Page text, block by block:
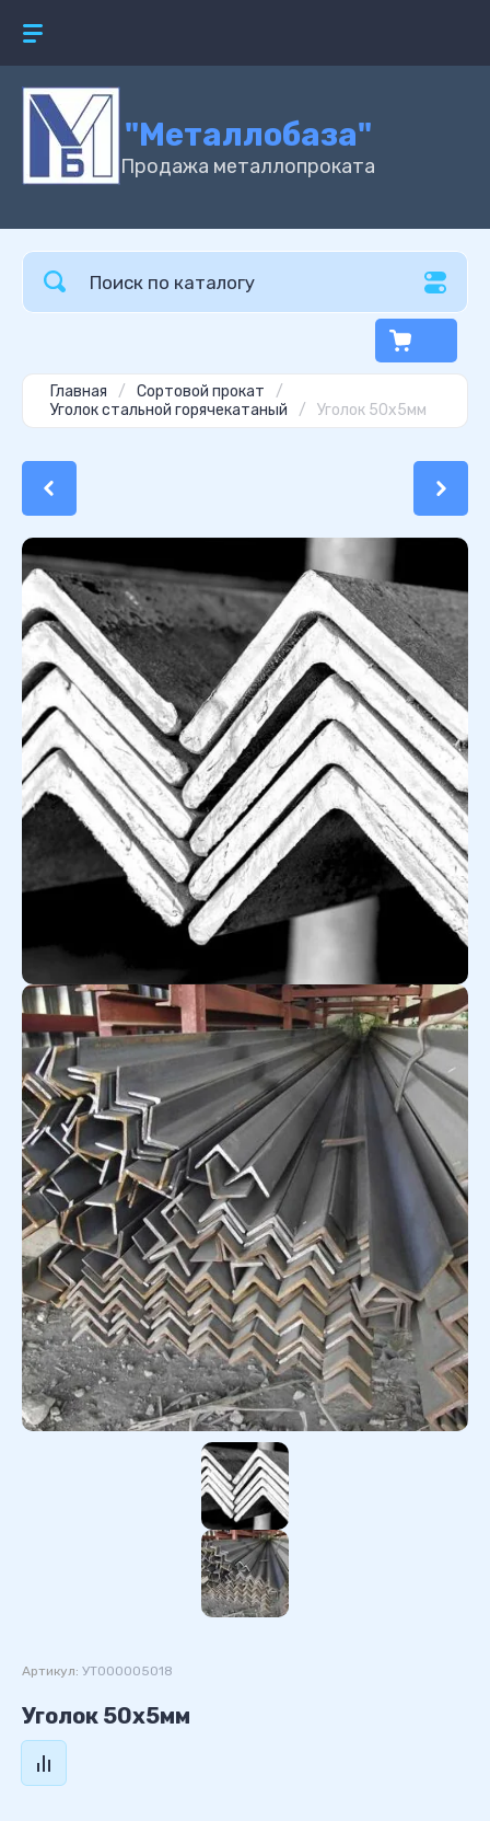
"Металлобаза"
Продажа металлопроката
Главная / Сортовой прокат
/
Уголок стальной горячекатаный
/ Уголок 50х5мм
Артикул: УТ000005018
Уголок 50х5мм